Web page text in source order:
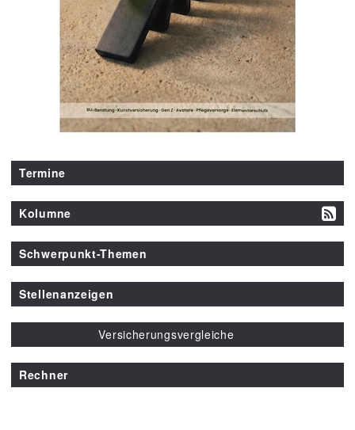
Termine
Kolumne
Schwerpunkt-Themen
Stellenanzeigen
Versicherungsvergleiche
Rechner